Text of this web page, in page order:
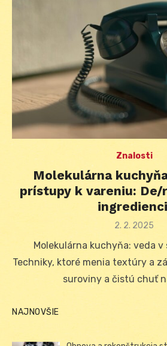
Znalosti
Molekulárna
prístupy k vareniu:
Posted
2. 2. 2025
Molekulárna kuchyňa: veda
Techniky, ktoré menia textúry a
suroviny a čistú chuť
NAJNOVŠIE